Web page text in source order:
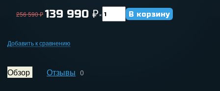
256 590₽139 990 ₽×
Добавить к сравнению
Обзор Отзывы 0